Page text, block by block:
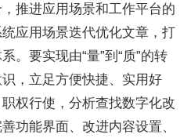
推进应用场景和工作平台的
应用场景迭代优化文章，打
。要实现由“量”到“质”的转
，立足方便快捷、实用好
权行使，分析查找数字化改
功能界面、改进内容设置、